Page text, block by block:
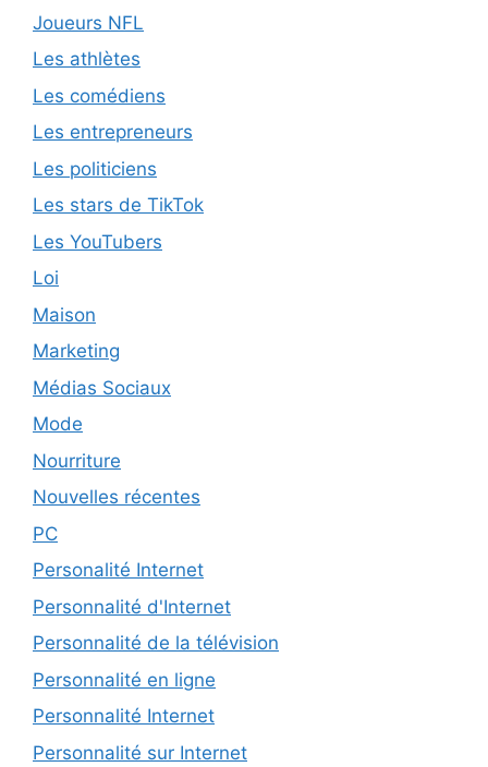
Joueurs NFL
Les athlètes
Les comédiens
Les entrepreneurs
Les politiciens
Les stars de TikTok
Les YouTubers
Loi
Maison
Marketing
Médias Sociaux
Mode
Nourriture
Nouvelles récentes
PC
Personalité Internet
Personnalité d'Internet
Personnalité de la télévision
Personnalité en ligne
Personnalité Internet
Personnalité sur Internet